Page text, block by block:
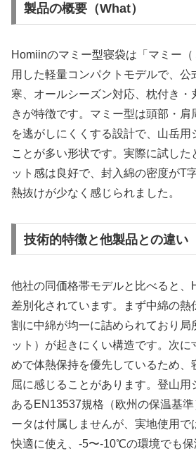
製品の概要（What）
Homiinのマミー型寝袋は「マミー
用した軽量コンパクトモデルで、公
寒、オールシーズン対応、枕付き・
きが特徴です。マミー型は頭部・
を逃がしにくくする設計で、山岳用
ことが多い形状です。実際に試した
ット感は良好で、封入綿の密度がT
熱抜けが少なく感じられました。
技術的特徴と他製品との違い
他社の同価格帯モデルと比べると、
差別化されています。まず中綿の熱
割に中綿が均一に詰められており局
ット）が起きにくい構造です。次に
めで体熱保持を優先しているため、
屈に感じることがあります。登山
あるEN13537規格（欧州の保温基
ータは付属しませんが、実地使用
快適に使え、-5〜-10℃の環境でも保